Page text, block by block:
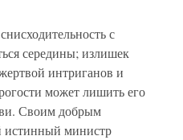
с
середины; излишек
интриганов и
может лишить его
Своим добрым
истинный министр